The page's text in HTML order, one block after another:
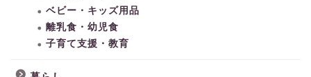
ベビー・キッズ用品
離乳食・幼児食
子育て支援・教育